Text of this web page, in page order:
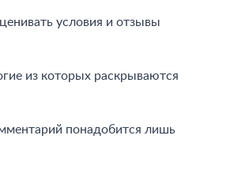
условия и отзывы
из которых раскрываются
понадобится лишь